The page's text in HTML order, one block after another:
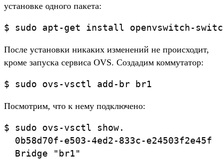
установке одного пакета:
$ sudo apt-get install openvswitch-
После установки никаких изменений не происходит,
кроме запуска сервиса OVS. Создадим коммутатор:
$ sudo ovs-vsctl add-br br1
Посмотрим, что к нему подключено:
$ sudo ovs-vsctl show.
  0b58d70f-e503-4ed2-833c-e24503f2e45f
  Bridge "br1"